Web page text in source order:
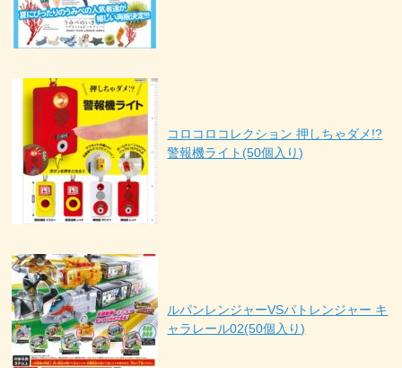
コロコロコレクション 押しちゃダメ!?
警報機ライト(50個入り)
ルパンレンジャーVSパトレンジャー キ
ャラレール02(50個入り)